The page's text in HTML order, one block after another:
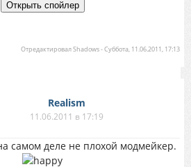
ОтредактировалShadows-Суббота, 11.06.2011, 17:13
Realism
11.06.2011 в 17:19
самом деле не плохой модмейкер.